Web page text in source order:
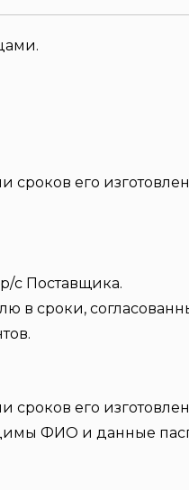
сроков его
с Поставщика.
в сроки,
сроков его
ФИО и данные